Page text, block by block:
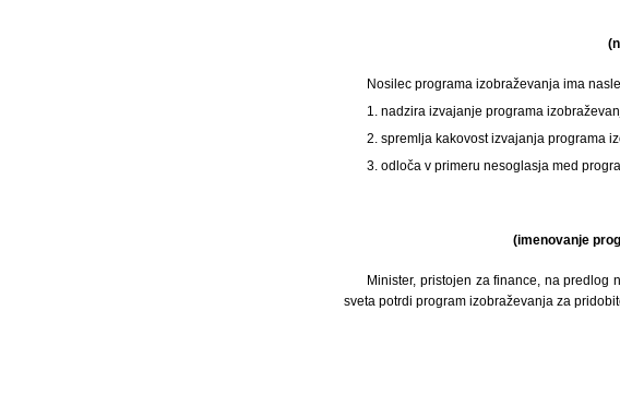
Nosilec programa izobraževanja ima
1. nadzira izvajanje programa
2. spremlja kakovost izvajanja programa
3. odloča v primeru nesoglasja med
(imenovanje
Minister, pristojen za finance, na predlog
sveta potrdi program izobraževanja za